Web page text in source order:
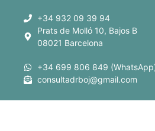
+34 932 09 39 94
Prats de Molló 10, Bajos B
08021 Barcelona
+34 699 806 849
consultadrboj@gmail.com